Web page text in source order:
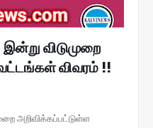
விடுமுறை
விவரம் !!
அறிவிக்கப்பட்டுள்ள